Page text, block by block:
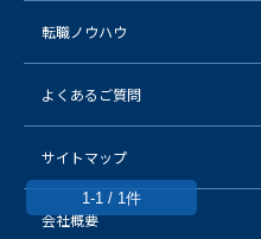
1-1 / 1件
転職ノウハウ
よくあるご質問
サイトマップ
会社概要